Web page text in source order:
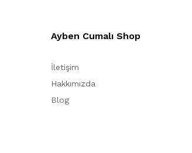
Ayben Cumalı Shop
İletişim
Hakkımızda
Blog